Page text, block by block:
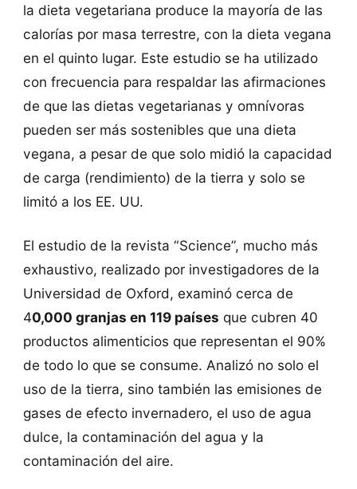
la dieta vegetariana produce la mayoría de las
calorías por masa terrestre, con la dieta vegana
en el quinto lugar. Este estudio se ha utilizado
con frecuencia para respaldar las afirmaciones
de que las dietas vegetarianas y omnívoras
pueden ser más sostenibles que una dieta
vegana, a pesar de que solo midió la capacidad
de carga (rendimiento) de la tierra y solo se
limitó a los EE. UU.
El estudio de la revista “Science”, mucho más
exhaustivo, realizado por investigadores de la
Universidad de Oxford, examinó cerca de
40,000 granjas en 119 países que cubren 40
productos alimenticios que representan el 90%
de todo lo que se consume. Analizó no solo el
uso de la tierra, sino también las emisiones de
gases de efecto invernadero, el uso de agua
dulce, la contaminación del agua y la
contaminación del aire.